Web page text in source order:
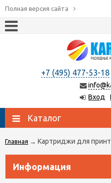
Полная версия сайта
+7 (495) 477-53-18
Вход
Каталог
Главная → Картриджи для
Информация